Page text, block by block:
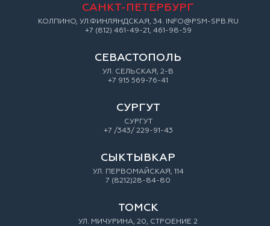
САНКТ-ПЕТЕРБУРГ
КОЛПИНО, УЛ.ФИНЛЯНДСКАЯ, 34. INFO@PSM-SPB.RU
+7 (812) 461-49-21, 461-98-59
СЕВАСТОПОЛЬ
УЛ. СЕЛЬСКАЯ, 2-В
+7 915 569-76-41
СУРГУТ
СУРГУТ
+7 /343/ 229-91-43
СЫКТЫВКАР
УЛ. ПЕРВОМАЙСКАЯ, 114
7 (8212)28-84-80
ТОМСК
УЛ. МИЧУРИНА, 20, СТРОЕНИЕ 2